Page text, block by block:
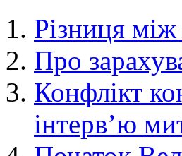
Різниця
Про
Конфлікт
інтерв’ю